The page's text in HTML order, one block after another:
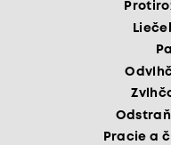
Pracie a